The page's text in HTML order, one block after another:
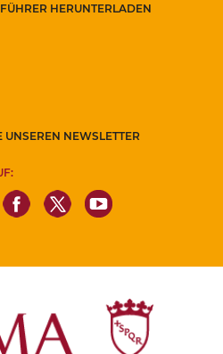
HERUNTERLADEN
NEWSLETTER